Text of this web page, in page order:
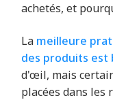
achetés, et
La meilleure
des produits est
d'œil, mais
placées dans